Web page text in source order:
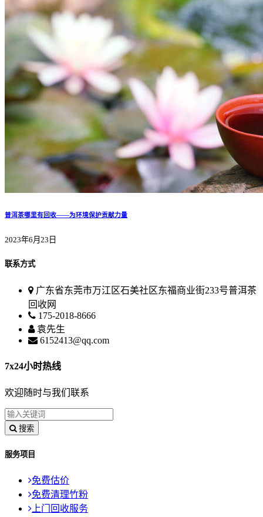
普洱茶哪里有回收——为环境保护贡献力量
2023年6月23日
联系方式
广东省东莞市万江区石美社区东福商业街233号普洱茶
回收网
175-2018-8666
袁先生
6152413@qq.com
7x24小时热线
欢迎随时与我们联系
搜索
服务项目
免费估价
免费清理竹粉
上门回收服务